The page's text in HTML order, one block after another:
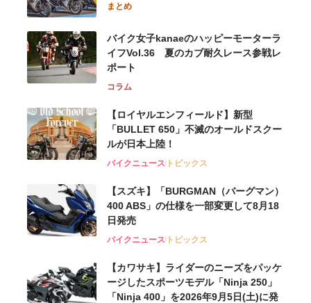
まとめ
バイク女子kanaeのハッピーモーターラ
イフVol.36 夏のカブ耐久レース参戦レ
ポート
コラム
【ロイヤルエンフィールド】新型
「BULLET 650」不滅のオールドスクー
ルが⽇本上陸！
バイクニューストピックス
【スズキ】「BURGMAN（バーグマン）
400 ABS」の仕様を一部変更して8月18
日発売
バイクニューストピックス
【カワサキ】ライダーのニーズをパッケ
ージしたスポーツモデル「Ninja 250」
「Ninja 400」を2026年9月5日(土)に発